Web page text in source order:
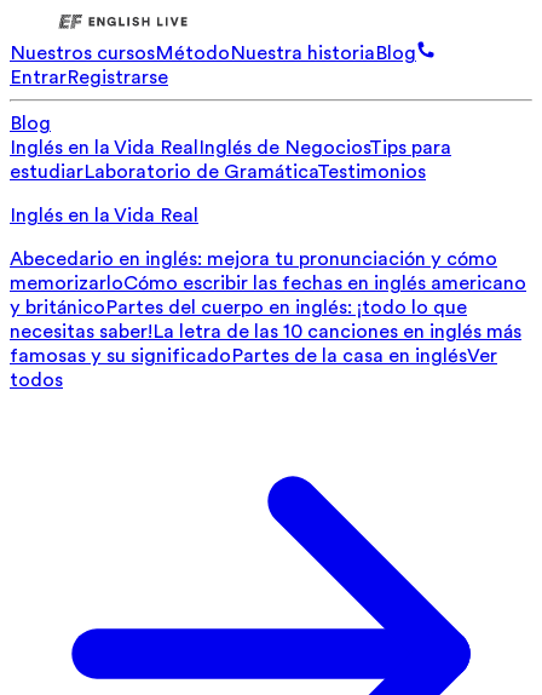
Nuestros cursosMétodoNuestra historiaBlog
EntrarRegistrarse
Blog
Inglés en la Vida Real Inglés de NegociosTips para
estudiarLaboratorio de GramáticaTestimonios
Inglés en la Vida Real
Abecedario en inglés: mejora tu pronunciación y cómo
memorizarloCómo escribir las fechas en inglés americano
y británicoPartes del cuerpo en inglés: ¡todo lo que
necesitas saber!La letra de las 10 canciones en inglés más
famosas y su significadoPartes de la casa en inglésVer
todos